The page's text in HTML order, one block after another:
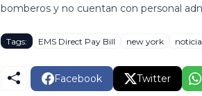
bomberos y no cuentan con personal
Tags: EMS Direct Pay Bill new york
Facebook Twitter